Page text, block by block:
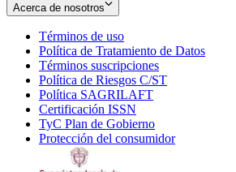
Acerca de nosotros
Términos de uso
in
new
window
Política de Tratamiento de Datos
Términos suscripciones
in
Política de Riesgos C/ST
Política SAGRILAFT
new
window
Certificación ISSN
in
new
TyC Plan de Gobierno
in
Protección del consumidorOpens